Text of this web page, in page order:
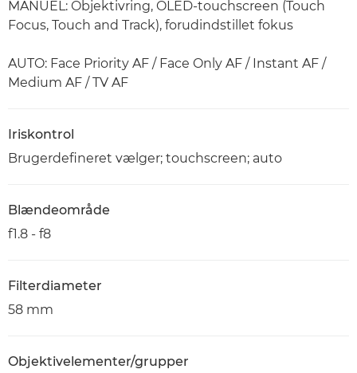
MANUEL: Objektivring, OLED-touchscreen (Touch
Focus, Touch and Track), forudindstillet fokus
AUTO: Face Priority AF / Face Only AF / Instant AF /
Medium AF / TV AF
Iriskontrol
Brugerdefineret vælger; touchscreen; auto
Blændeområde
f1.8 - f8
Filterdiameter
58 mm
Objektivelementer/grupper